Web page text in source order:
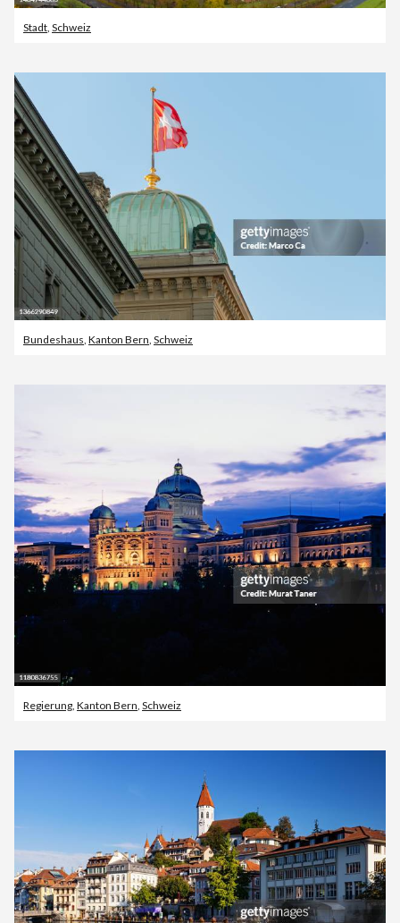
Stadt, Schweiz
Bundeshaus, Kanton Bern, Schweiz
Regierung Kanton Bern Schweiz